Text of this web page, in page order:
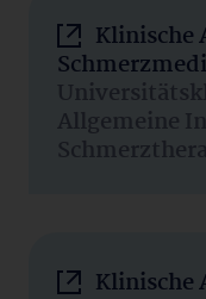
Klinische
Allgemeine
Klinische